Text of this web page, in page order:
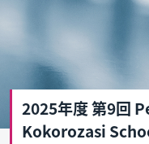
2025年度 第9回
Kokorozasi